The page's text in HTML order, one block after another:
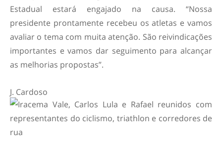
Estadual estará engajado na causa. “Nossa
presidente prontamente recebeu os atletas e vamos
avaliar o tema com muita atenção. São reivindicações
importantes e vamos dar seguimento para alcançar
as melhorias propostas”.
J. Cardoso